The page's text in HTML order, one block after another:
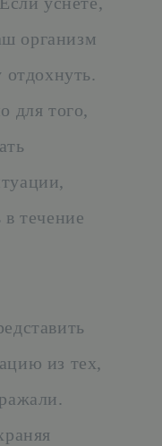
организм
для того,
течение
из тех,